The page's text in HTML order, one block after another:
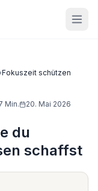
Fokuszeit schützen
Min. 20. Mai 2026
du
schaffst